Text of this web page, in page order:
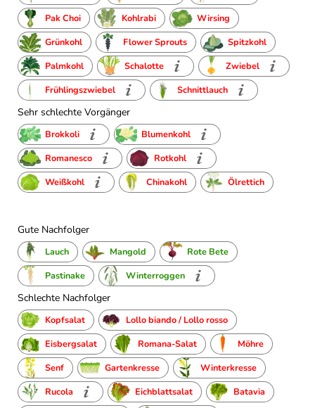
Pak Choi Kohlrabi
Wirsing
Grünkohl
Flower Sprouts
Spitzkohl
Palmkohl
Schalotte
Zwiebel
Frühlingszwiebel
Schnittlauch
Sehr schlechte Vorgänger
Brokkoli
Blumenkohl
Romanesco
Rotkohl
Weißkohl
Chinakohl Ölrettich
Gute Nachfolger
Lauch Mangold
Rote Bete
Pastinake
Winterroggen
Schlechte Nachfolger
Kopfsalat
Lollo biando / Lollo rosso
Eisbergsalat
Romana-Salat
Möhre
Senf
Gartenkresse
Winterkresse
Rucola
Eichblattsalat
Batavia